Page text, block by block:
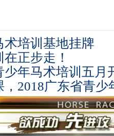
术培训基地挂牌
正步走！
年马术培训五月
2018广东省青